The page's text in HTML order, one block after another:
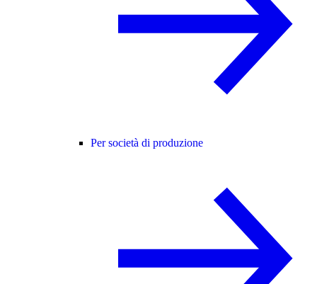
Per società di produzione